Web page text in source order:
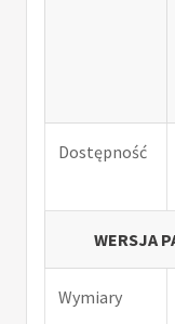
Dostępność
WERSJA
Wymiary